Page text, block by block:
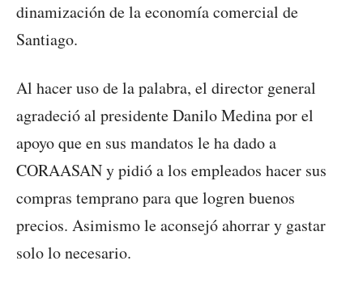
dinamización de la economía comercial de
Santiago.
Al hacer uso de la palabra, el director general
agradeció al presidente Danilo Medina por el
apoyo que en sus mandatos le ha dado a
CORAASAN y pidió a los empleados hacer sus
compras temprano para que logren buenos
precios. Asimismo le aconsejó ahorrar y gastar
solo lo necesario.